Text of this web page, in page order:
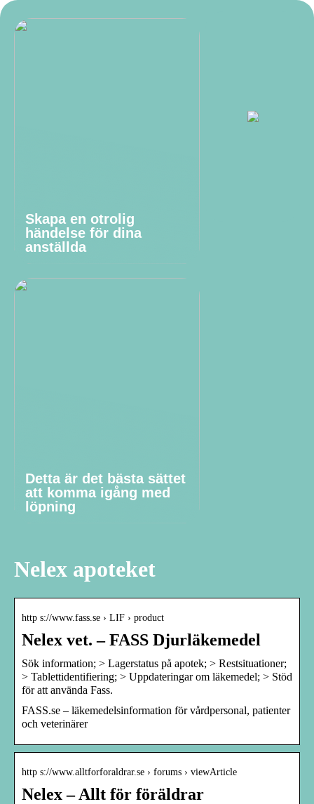
Skapa en otrolig
händelse för dina
anställda
Detta är det bästa sättet
att komma igång med
löpning
Nelex apoteket
http s://www.fass.se › LIF › product
Nelex vet. – FASS Djurläkemedel
Sök information; > Lagerstatus på apotek; > Restsituationer;
> Tablettidentifiering; > Uppdateringar om läkemedel; > Stöd
för att använda Fass.
FASS.se – läkemedelsinformation för vårdpersonal, patienter
och veterinärer
http s://www.alltforforaldrar.se › forums › viewArticle
Nelex – Allt för föräldrar